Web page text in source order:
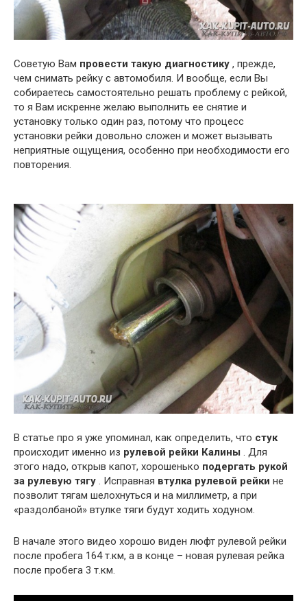
Советую Вам провести такую диагностику , прежде,
чем снимать рейку с автомобиля. И вообще, если Вы
собираетесь самостоятельно решать проблему с рейкой,
то я Вам искренне желаю выполнить ее снятие и
установку только один раз, потому что процесс
установки рейки довольно сложен и может вызывать
неприятные ощущения, особенно при необходимости его
повторения.
В статье про я уже упоминал, как определить, что стук
происходит именно из рулевой рейки Калины
. Для
этого надо, открыв капот, хорошенько подергать рукой
за рулевую тягу
. Исправная втулка рулевой рейки не
позволит тягам шелохнуться и на миллиметр, а при
«раздолбаной» втулке тяги будут ходить ходуном.
В начале этого видео хорошо виден люфт рулевой рейки
после пробега 164 т.км, а в конце – новая рулевая рейка
после пробега 3 т.км.